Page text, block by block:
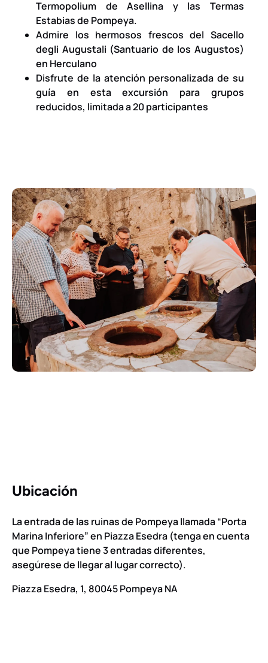
Termopolium de Asellina y las Termas
Estabias de Pompeya.
Admire los hermosos frescos del Sacello
degli Augustali (Santuario de los Augustos)
en Herculano
Disfrute de la atención personalizada de su
guía en esta excursión para grupos
reducidos, limitada a 20 participantes
Ubicación
La entrada de las ruinas de Pompeya llamada “Porta
Marina Inferiore” en Piazza Esedra (tenga en cuenta
que Pompeya tiene 3 entradas diferentes,
asegúrese de llegar al lugar correcto).
Piazza Esedra, 1, 80045 Pompeya NA